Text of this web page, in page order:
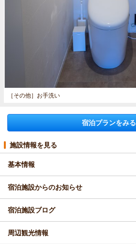
［その他］ お手洗い
宿泊プランをみる
施設情報を見る
基本情報
宿泊施設からのお知らせ
宿泊施設ブログ
周辺観光情報